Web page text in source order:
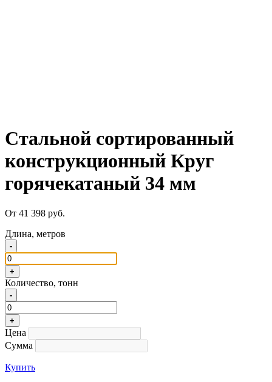
Стальной сортированный
конструкционный Круг
горячекатаный 34 мм
От 41 398 руб.
Длина, метров
-
+
Количество, тонн
-
+
Цена
Сумма
Купить